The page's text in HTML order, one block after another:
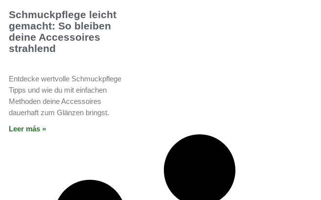
Schmuckpflege leicht
gemacht: So bleiben
deine Accessoires
strahlend
Entdecke wertvolle Schmuckpflege
Tipps und wie du mit einfachen
Methoden deine Accessoires
dauerhaft zum Glänzen bringst.
Leer más »